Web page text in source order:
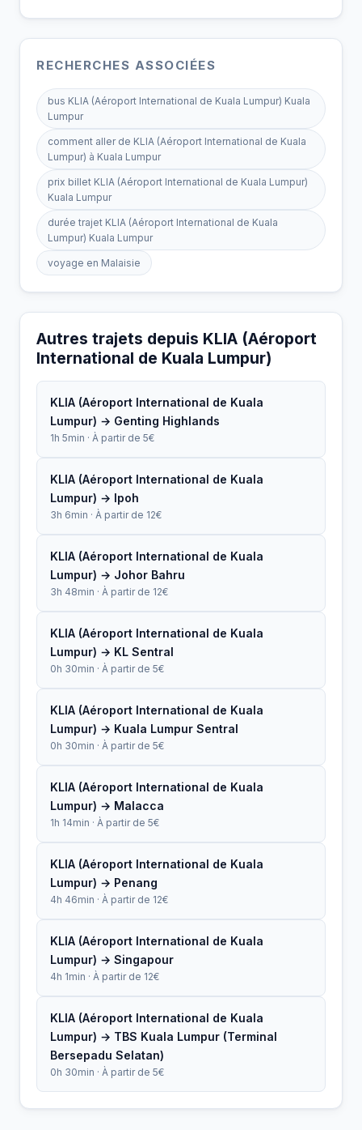
RECHERCHES ASSOCIÉES
bus KLIA (Aéroport International de Kuala Lumpur) Kuala
Lumpur
comment aller de KLIA (Aéroport International de Kuala
Lumpur) à Kuala Lumpur
prix billet KLIA (Aéroport International de Kuala Lumpur)
Kuala Lumpur
durée trajet KLIA (Aéroport International de Kuala
Lumpur) Kuala Lumpur
voyage en Malaisie
Autres trajets depuis KLIA (Aéroport
International de Kuala Lumpur)
KLIA (Aéroport International de Kuala
Lumpur) → Genting Highlands
1h 5min · À partir de 5€
KLIA (Aéroport International de Kuala
Lumpur) → Ipoh
3h 6min · À partir de 12€
KLIA (Aéroport International de Kuala
Lumpur) → Johor Bahru
3h 48min · À partir de 12€
KLIA (Aéroport International de Kuala
Lumpur) → KL Sentral
0h 30min · À partir de 5€
KLIA (Aéroport International de Kuala
Lumpur) → Kuala Lumpur Sentral
0h 30min · À partir de 5€
KLIA (Aéroport International de Kuala
Lumpur) → Malacca
1h 14min · À partir de 5€
KLIA (Aéroport International de Kuala
Lumpur) → Penang
4h 46min · À partir de 12€
KLIA (Aéroport International de Kuala
Lumpur) → Singapour
4h 1min · À partir de 12€
KLIA (Aéroport International de Kuala
Lumpur) → TBS Kuala Lumpur (Terminal
Bersepadu Selatan)
0h 30min · À partir de 5€